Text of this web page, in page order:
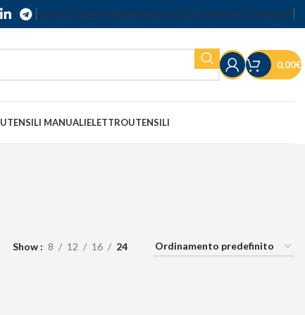
SERVIZIO CLIENTISPEDIZIONIRESI E RECESSITERMINI E CONDIZIONI
0,00€
UTENSILI MANUALIELETTROUTENSILI
Show 8 12 16 24